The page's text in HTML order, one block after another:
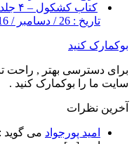
کتاب کشکول – ۴ جلد بدون سانسور
تاریخ : 26 / دسامبر / 2016
بوکمارک کنید
برای دسترسی بهتر , راحت
سایت ما را بوکمارک کنید .
آخرین نظرات
امید پورجواد می گوید :